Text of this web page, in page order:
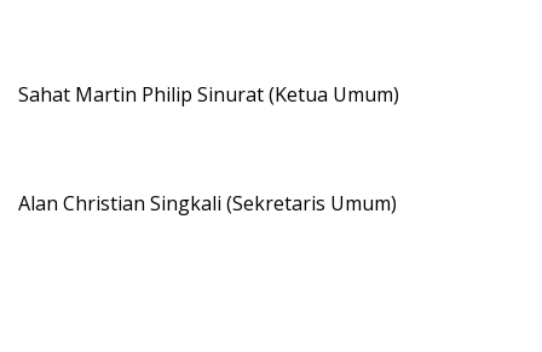
Sahat Martin Philip Sinurat (Ketua Umum)
Alan Christian Singkali (Sekretaris Umum)